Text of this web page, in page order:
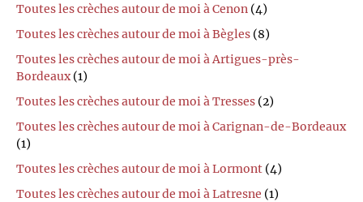
Toutes les crèches autour de moi à Cenon (4)
Toutes les crèches autour de moi à Bègles (8)
Toutes les crèches autour de moi à Artigues-près-
Bordeaux(1)
Toutes les crèches autour de moi à Tresses (2)
Toutes les crèches autour de moi à Carignan-de-Bordeaux
(1)
Toutes les crèches autour de moi à Lormont (4)
Toutes les crèches autour de moi à Latresne (1)